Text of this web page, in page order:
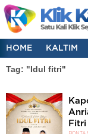
HOME KALTIM
Tag: "Idul fitri"